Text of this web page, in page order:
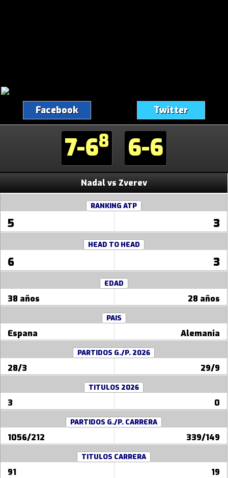
Nadal vs Zverev
RANKING ATP
5 3
HEAD TO HEAD
6 3
EDAD
38 años 28 años
PAIS
Espana Alemania
PARTIDOS G./P. 2026
28/3 29/9
TITULOS 2026
3 0
PARTIDOS G./P. CARRERA
1056/212 339/149
TITULOS CARRERA
91 19
Facebook Twitter
7-68 6-6